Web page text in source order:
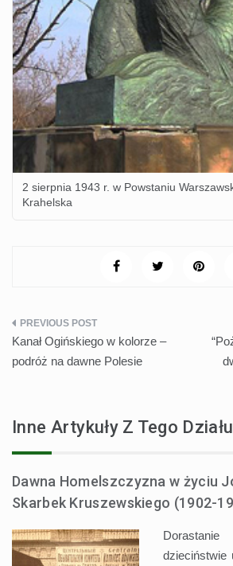
2 sierpnia 1943 r. w Powstaniu
Krahelska
Nawigacja
wpisu
Kanał Ogińskiego w kolorze –
podróż na dawne Polesie
Inne Artykuły Z Tego Działu
Dawna Homelszczyzna w życiu
Skarbek Kruszewskiego (1902-
dzieciństwie